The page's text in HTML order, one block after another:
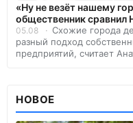
«Ну не везёт нашему
общественник сравнил
05.08
Схожие города
разный подход
предприятий, считает
НОВОЕ